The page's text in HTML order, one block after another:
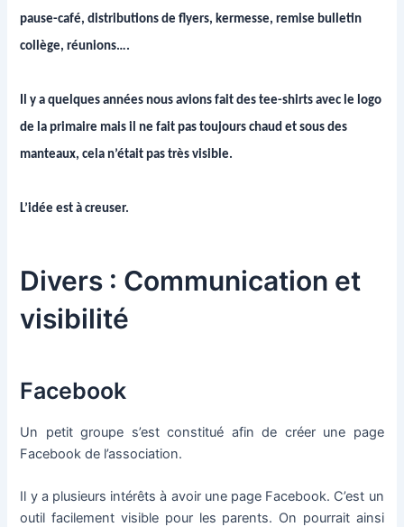
pause-café, distributions de flyers, kermesse, remise bulletin
collège, réunions….
Il y a quelques années nous avions fait des tee-shirts avec le logo
de la primaire mais il ne fait pas toujours chaud et sous des
manteaux, cela n’était pas très visible.
L’idée est à creuser.
Divers : Communication et
visibilité
Facebook
Un petit groupe s’est constitué afin de créer une page
Facebook de l’association.
Il y a plusieurs intérêts à avoir une page Facebook. C’est un
outil facilement visible pour les parents. On pourrait ainsi